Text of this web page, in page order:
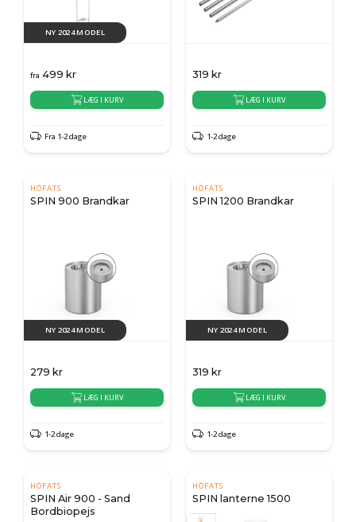
NY 2024 MODEL
fra 499 kr
LÆG I KURV
Fra 1-2 dage
319 kr
LÆG I KURV
1-2 dage
HÖFATS
SPIN 900 Brandkar
NY 2024 MODEL
279 kr
LÆG I KURV
1-2 dage
HÖFATS
SPIN 1200 Brandkar
NY 2024 MODEL
319 kr
LÆG I KURV
1-2 dage
HÖFATS
SPIN Air 900 - Sand
Bordbiopejs
HÖFATS
SPIN lanterne 1500